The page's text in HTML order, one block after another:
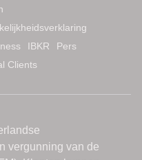
IBKR
Pers
Clients